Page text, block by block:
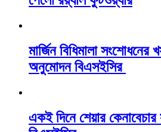
মার্জিন বিধিমালা সংশোধনের
অনুমোদন বিএসইসির
একই দিনে শেয়ার